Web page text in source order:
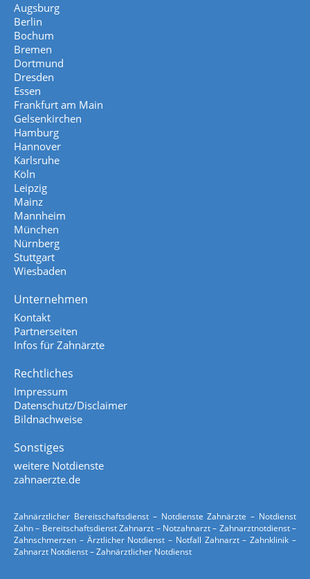
Augsburg
Berlin
Bochum
Bremen
Dortmund
Dresden
Essen
Frankfurt am Main
Gelsenkirchen
Hamburg
Hannover
Karlsruhe
Köln
Leipzig
Mainz
Mannheim
München
Nürnberg
Stuttgart
Wiesbaden
Unternehmen
Kontakt
Partnerseiten
Infos für Zahnärzte
Rechtliches
Impressum
Datenschutz/Disclaimer
Bildnachweise
Sonstiges
weitere Notdienste
zahnaerzte.de
Zahnärztlicher Bereitschaftsdienst – Notdienste Zahnärzte – Notdienst
Zahn – Bereitschaftsdienst Zahnarzt – Notzahnarzt – Zahnarztnotdienst –
Zahnschmerzen – Ärztlicher Notdienst – Notfall Zahnarzt – Zahnklinik –
Zahnarzt Notdienst – Zahnärztlicher Notdienst